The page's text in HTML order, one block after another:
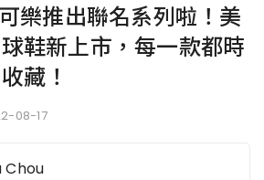
樂推出聯名系列啦！美
鞋新上市，每一款都時
藏！
08-17
Chou